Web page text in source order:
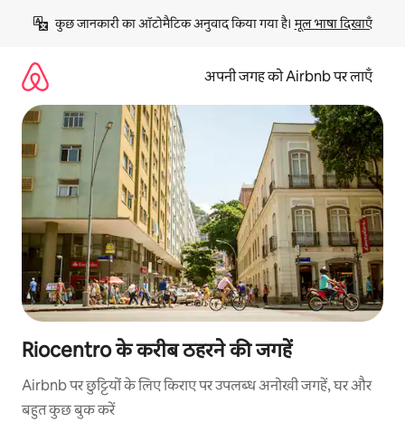
छोड़कर
कॉन्टेंट
कुछ जानकारी का ऑटोमैटिक अनुवाद किया गया है। मूल भाषा दिखाएँ
अपनी जगह को Airbnb पर लाएँ
Riocentro के करीब ठहरने की जगहें
Airbnb पर छुट्टियों के लिए किराए पर उपलब्ध अनोखी जगहें, घर और
बहुत कुछ बुक करें